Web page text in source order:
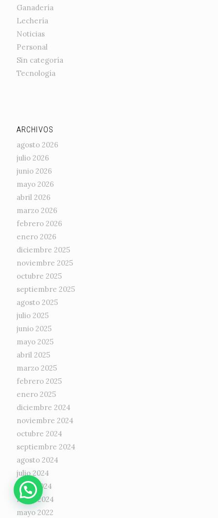
Ganadería
Lechería
Noticias
Personal
Sin categoría
Tecnología
ARCHIVOS
agosto 2026
julio 2026
junio 2026
mayo 2026
abril 2026
marzo 2026
febrero 2026
enero 2026
diciembre 2025
noviembre 2025
octubre 2025
septiembre 2025
agosto 2025
julio 2025
junio 2025
mayo 2025
abril 2025
marzo 2025
febrero 2025
enero 2025
diciembre 2024
noviembre 2024
octubre 2024
septiembre 2024
agosto 2024
julio 2024
junio 2024
mayo 2024
mayo 2022